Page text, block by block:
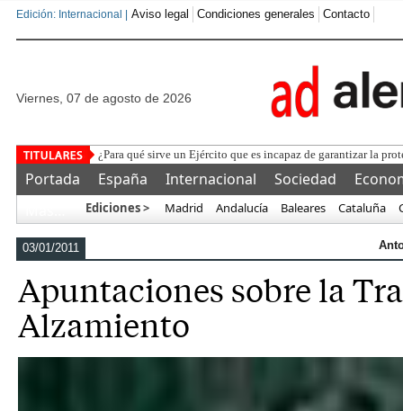
Edición: Internacional | Aviso legal Condiciones generales Contacto
viernes, 07 de agosto de 2026
La Federación y la UEFA p
Portada España Internacional Sociedad
Ediciones > Madrid Andalucía Baleares Cataluña
03/01/2011
Apuntaciones sobre la
Alzamiento